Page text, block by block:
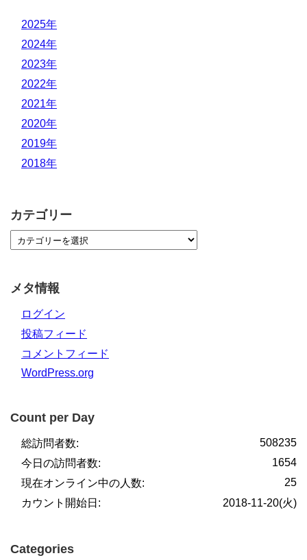
2025年
2024年
2023年
2022年
2021年
2020年
2019年
2018年
カテゴリー
メタ情報
ログイン
投稿フィード
コメントフィード
WordPress.org
Count per Day
508235
総訪問者数:
1654
今日の訪問者数:
25
現在オンライン中の人数:
2018-11-20(火)
カウント開始日:
Categories